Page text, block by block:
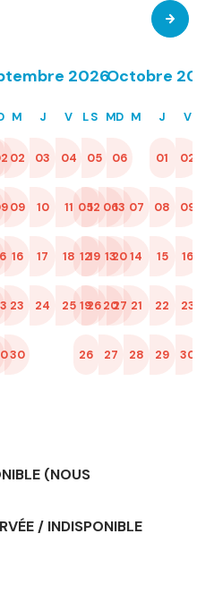
2026
M J V S D
02 03 04 05 06
09 10 11 12 13
16 17 18 19 20
23 24 25 26 27
30
Octobre
L M M J V
01 02
05 06 07 08 09
12 13 14 15 16
19 20 21 22 23
26 27 28 29 30
(NOUS
/ INDISPONIBLE